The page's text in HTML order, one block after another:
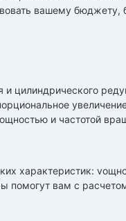
вашему бюджету,
цилиндрического
и частотой
характеристик:
помогут вам с